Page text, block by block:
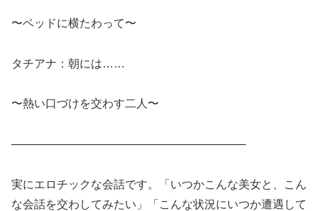
〜ベッドに横たわって〜
タチアナ：朝には……
〜熱い口づけを交わす二人〜
──────────────────────────────
実にエロチックな会話です。「いつかこんな美女と、こん
な会話を交わしてみたい」「こんな状況にいつか遭遇して